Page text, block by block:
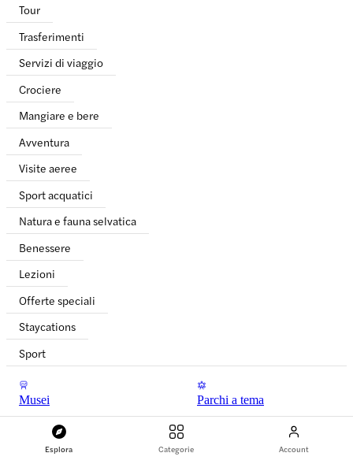
Esplora Categorie Account
Tour
Trasferimenti
Servizi di viaggio
Crociere
Mangiare e bere
Avventura
Visite aeree
Sport acquatici
Natura e fauna selvatica
Benessere
Lezioni
Offerte speciali
Staycations
Sport
Musei Parchi a tema